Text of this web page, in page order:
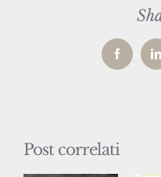
Facebook
Post correlati